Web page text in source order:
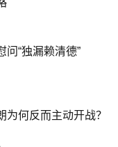
问“独漏赖清德”
为何反而主动开战？